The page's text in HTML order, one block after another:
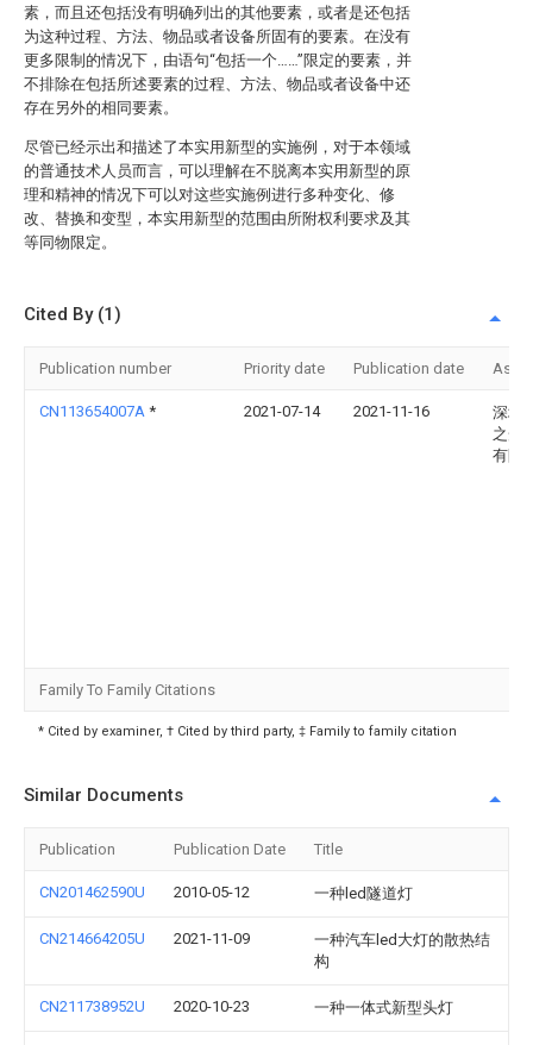
素，而且还包括没有明确列出的其他要素，或者是还包括
为这种过程、方法、物品或者设备所固有的要素。在没有
更多限制的情况下，由语句“包括一个……”限定的要素，并
不排除在包括所述要素的过程、方法、物品或者设备中还
存在另外的相同要素。
尽管已经示出和描述了本实用新型的实施例，对于本领域
的普通技术人员而言，可以理解在不脱离本实用新型的原
理和精神的情况下可以对这些实施例进行多种变化、修
改、替换和变型，本实用新型的范围由所附权利要求及其
等同物限定。
Cited By (1)
Publication number Priority date Publication date
CN113654007A * 2021-07-14 2021-11-16
深圳
之光
有限
Family To Family Citations
* Cited by examiner, † Cited by third party, ‡ Family to family citation
Similar Documents
Publication Publication Date Title
CN201462590U 2010-05-12 一种led隧道灯
CN214664205U 2021-11-09
一种汽车led大灯的散热结
构
CN211738952U 2020-10-23 一种一体式新型头灯